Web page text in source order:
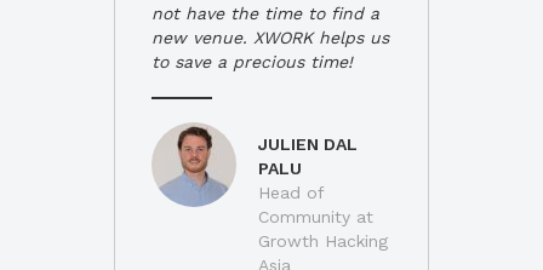
not have the time to find a
new venue. XWORK helps us
to save a precious time!
JULIEN DAL
PALU
Head of
Community at
Growth Hacking
Asia